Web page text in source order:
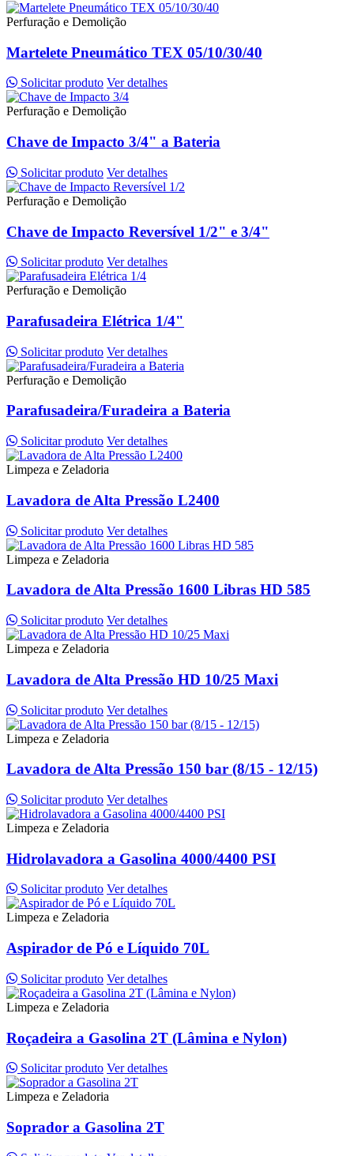
Perfuração e Demolição
Martelete Pneumático TEX 05/10/30/40
Solicitar produto Ver detalhes
Perfuração e Demolição
Chave de Impacto 3/4" a Bateria
Solicitar produto Ver detalhes
Perfuração e Demolição
Chave de Impacto Reversível 1/2" e 3/4"
Solicitar produto Ver detalhes
Perfuração e Demolição
Parafusadeira Elétrica 1/4"
Solicitar produto Ver detalhes
Perfuração e Demolição
Parafusadeira/Furadeira a Bateria
Solicitar produto Ver detalhes
Limpeza e Zeladoria
Lavadora de Alta Pressão L2400
Solicitar produto Ver detalhes
Limpeza e Zeladoria
Lavadora de Alta Pressão 1600 Libras HD 585
Solicitar produto Ver detalhes
Limpeza e Zeladoria
Lavadora de Alta Pressão HD 10/25 Maxi
Solicitar produto Ver detalhes
Limpeza e Zeladoria
Lavadora de Alta Pressão 150 bar (8/15 - 12/15)
Solicitar produto Ver detalhes
Limpeza e Zeladoria
Hidrolavadora a Gasolina 4000/4400 PSI
Solicitar produto Ver detalhes
Limpeza e Zeladoria
Aspirador de Pó e Líquido 70L
Solicitar produto Ver detalhes
Limpeza e Zeladoria
Roçadeira a Gasolina 2T (Lâmina e Nylon)
Solicitar produto Ver detalhes
Limpeza e Zeladoria
Soprador a Gasolina 2T